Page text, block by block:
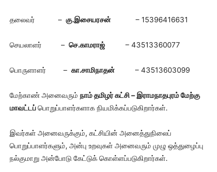
தலைவர் – கு.இசையரசன் – 15396416631
செயலாளர் – செ.காமராஜ் – 43513360077
பொருளாளர் – கா.சாமிநாதன் – 43513603099
மேற்காண் அனைவரும் நாம் தமிழர் கட்சி – இராமநாதபுரம் மேற்கு
மாவட்டப் பொறுப்பாளர்களாக நியமிக்கப்படுகிறார்கள்.
இவர்கள் அனைவருக்கும், கட்சியின் அனைத்துநிலைப்
பொறுப்பாளர்களும், அன்பு உறவுகள் அனைவரும் முழு ஒத்துழைப்பு
நல்குமாறு அன்போடு கேட்டுக் கொள்ளப்படுகிறார்கள்.